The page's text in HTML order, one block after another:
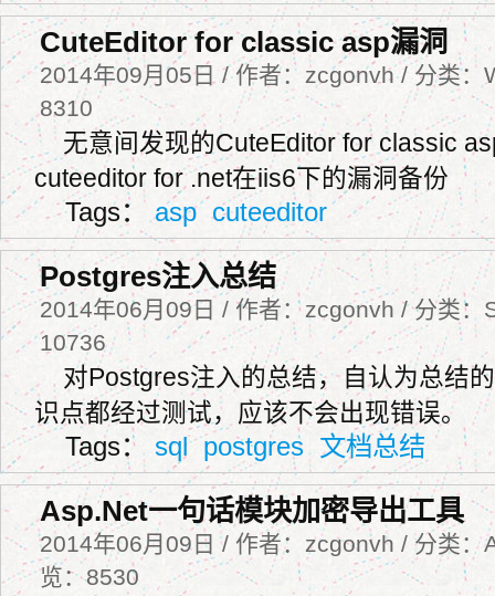
CuteEditor for classic asp漏洞
2014年09月05日 / 作者：zcgonvh / 分类：
8310
无意间发现的CuteEditor for classic
cuteeditor for .net在iis6下的漏洞备份
Tags：asp cuteeditor
Postgres注入总结
2014年06月09日 / 作者：zcgonvh / 分类：
10736
对Postgres注入的总结，自认为总结
识点都经过测试，应该不会出现错误。
Tags： sql postgres 文档总结
Asp.Net一句话模块加密导出工具
2014年06月09日 / 作者：zcgonvh / 分类：
览：8530